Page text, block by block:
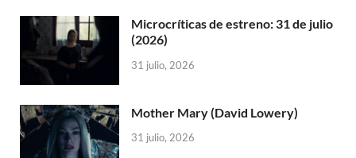
Microcríticas de estreno: 31 de julio
(2026)
31 julio, 2026
Mother Mary (David Lowery)
31 julio, 2026